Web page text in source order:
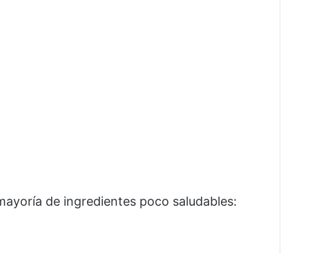
de ingredientes poco saludables: